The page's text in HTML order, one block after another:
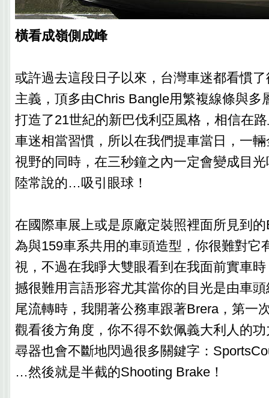
橫看成嶺側成峰
或許過去這段日子以來，台灣車迷都看慣
主義，頂多由Chris Bangle用繁複線條與多
打造了21世紀的新巴伐利亞風格，相信在
車迷相當習慣，所以在我們提車當日，一
視野的同時，在三秒鐘之內一定會變成目
陸常說的…吸引眼球！
在國際車展上或是原廠定裝照裡面所見到
為與159車系共用的車頭造型，你很難對它
視，不過在我睜大雙眼看到在我面前實車
撼很難用言語形容尤其當你的目光是由車
尾流轉時，我開著公務車跟著Brera，第一
觀看後方角度，你不得不欽佩義大利人的
尋器也會不斷地閃過很多關鍵字：
…然後就是半截的Shooting Brake！